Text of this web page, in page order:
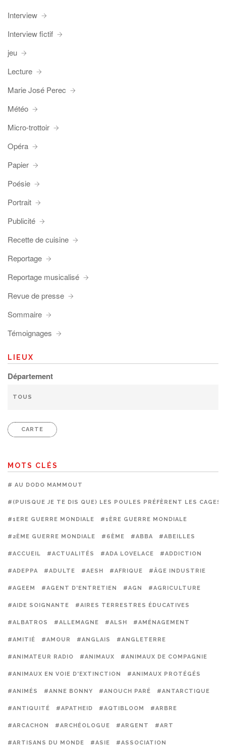
Interview
Interview fictif
jeu
Lecture
Marie José Perec
Météo
Micro-trottoir
Opéra
Papier
Poésie
Portrait
Publicité
Recette de cuisine
Reportage
Reportage musicalisé
Revue de presse
Sommaire
Témoignages
LIEUX
Département
CARTE
MOTS CLÉS
# AU DODO MAMMOUT
#(PUISQUE JE TE DIS QUE) LES POULES PRÉFÈRENT LES CAGES
#1ERE GUERRE MONDIALE #1ÈRE GUERRE MONDIALE
#2ÈME GUERRE MONDIALE #6ÈME #ABBA #ABEILLES
#ACCUEIL #ACTUALITÉS #ADA LOVELACE #ADDICTION
#ADEPPA #ADULTE #AESH #AFRIQUE #ÂGE INDUSTRIE
#AGEEM #AGENT D'ENTRETIEN #AGN #AGRICULTURE
#AIDE SOIGNANTE #AIRES TERRESTRES ÉDUCATIVES
#ALBATROS #ALLEMAGNE #ALSH #AMÉNAGEMENT
#AMITIÉ #AMOUR #ANGLAIS #ANGLETERRE
#ANIMATEUR RADIO #ANIMAUX #ANIMAUX DE COMPAGNIE
#ANIMAUX EN VOIE D'EXTINCTION #ANIMAUX PROTÉGÉS
#ANIMÉS #ANNE BONNY #ANOUCH PARÉ #ANTARCTIQUE
#ANTIQUITÉ #APATHEID #AQTIBLOOM #ARBRE
#ARCACHON #ARCHÉOLOGUE #ARGENT #ART
#ARTISANS DU MONDE #ASIE #ASSOCIATION